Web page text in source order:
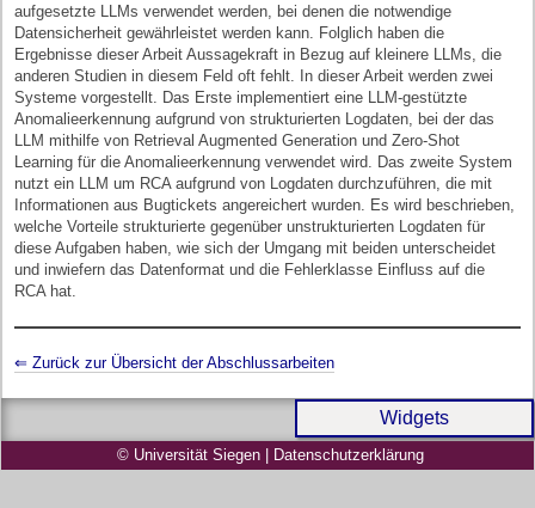
aufgesetzte LLMs verwendet werden, bei denen die notwendige
Datensicherheit gewährleistet werden kann. Folglich haben die
Ergebnisse dieser Arbeit Aussagekraft in Bezug auf kleinere LLMs, die
anderen Studien in diesem Feld oft fehlt. In dieser Arbeit werden zwei
Systeme vorgestellt. Das Erste implementiert eine LLM-gestützte
Anomalieerkennung aufgrund von strukturierten Logdaten, bei der das
LLM mithilfe von Retrieval Augmented Generation und Zero-Shot
Learning für die Anomalieerkennung verwendet wird. Das zweite System
nutzt ein LLM um RCA aufgrund von Logdaten durchzuführen, die mit
Informationen aus Bugtickets angereichert wurden. Es wird beschrieben,
welche Vorteile strukturierte gegenüber unstrukturierten Logdaten für
diese Aufgaben haben, wie sich der Umgang mit beiden unterscheidet
und inwiefern das Datenformat und die Fehlerklasse Einfluss auf die
RCA hat.
⇐ Zurück zur Übersicht der Abschlussarbeiten
Widgets
© Universität Siegen | Datenschutzerklärung